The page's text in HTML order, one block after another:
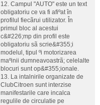
12. Campul "AUTO" este un text
obligatoriu ce va fi afiºat în
profilul fiecãrui utilizator. În
primul bloc al acestui
c&#226;mp din profil este
obligatoriu sã scrie&#355;i
modelul, tipul ºi motorizarea
maºinii dumneavoastrã; celelalte
blocuri sunt op&#355;ionale.
13. La intalnirile organizate de
ClubCitroen sunt interzise
manifestarile care incalca
regulile de circulatie pe